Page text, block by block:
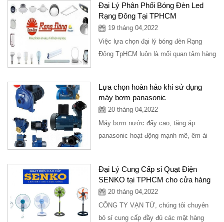
Đại Lý Phân Phối Bóng Đèn Led
Rạng Đông Tại TPHCM
19 tháng 04,2022
Việc lựa chọn đại lý bóng đèn Rạng
Đông TpHCM luôn là mối quan tâm hàng
Lựa chọn hoàn hảo khi sử dụng
máy bơm panasonic
20 tháng 04,2022
Máy bơm nước đẩy cao, tăng áp
panasonic hoạt động mạnh mẽ, êm ái
Đại Lý Cung Cấp sỉ Quạt Điện
SENKO tại TPHCM cho cửa hàng
20 tháng 04,2022
CÔNG TY VẠN TỨ, chúng tôi chuyên
bỏ sỉ cung cấp đầy đủ các mặt hàng